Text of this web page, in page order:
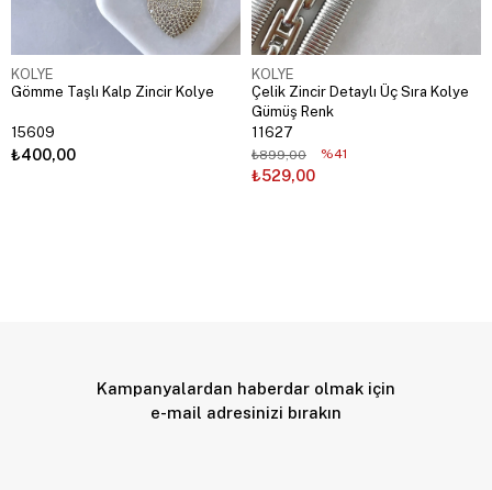
KOLYE
Gömme Taşlı Kalp Zincir Kolye
15609
₺400,00
KOLYE
Çelik Zincir Detaylı Üç Sıra Kolye
Gümüş Renk
11627
₺529,00
₺899,00 %41
Kampanyalardan haberdar olmak için
e-mail adresinizi bırakın